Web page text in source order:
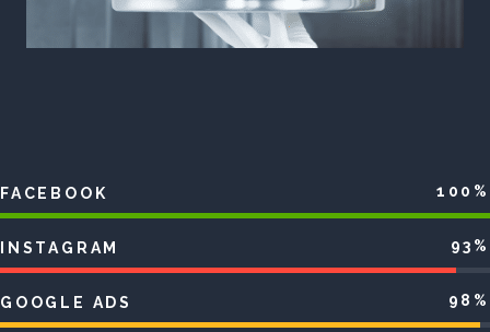
FACEBOOK 100%
INSTAGRAM 93%
GOOGLE ADS 98%